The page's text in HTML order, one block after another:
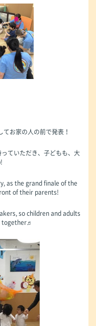
お家の人の前で発表！
ていただき、子どもも、大
as the grand finale of the
of their parents!
so children and adults
together♬